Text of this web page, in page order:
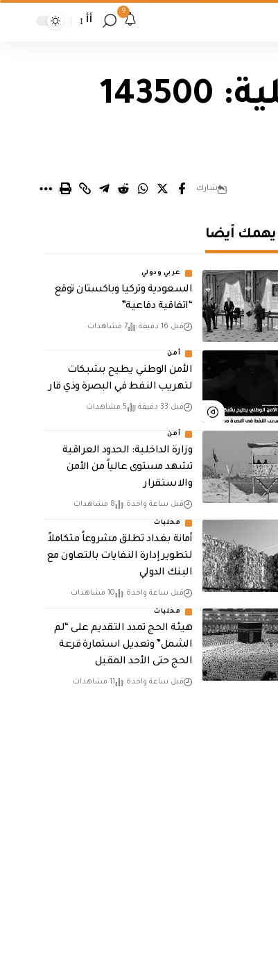
9
أأ
ارتفاع أسعار الصرف في الأسواق المحلية: 143500
شارك
يهمك أيضا
عربي ودولي
السعودية وتركيا وباكستان توقع
“اتفاقية دفاعية”
قبل 16 دقيقة 7 مشاهدات
أمن
الأمن الوطني يطيح بشبكات
لتهريب النفط في البصرة وذي قار
قبل 33 دقيقة 5 مشاهدات
أمن
وزارة الداخلية: الحدود العراقية
تشهد مستوى عالياً من الأمن
والاستقرار
قبل ساعة واحدة 8 مشاهدات
محليات
أمانة بغداد تطلق مشروعاً متكاملاً
لتطوير إدارة النفايات بالتعاون مع
البنك الدولي
قبل ساعة واحدة 10 مشاهدات
محليات
هيئة الحج تمدد التقديم على “لم
الشمل” وتعديل استمارة قرعة
الحج حتى الأحد المقبل
قبل ساعة واحدة 11 مشاهدات